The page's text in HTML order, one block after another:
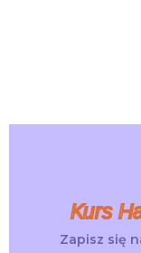
Kurs
Zapisz się